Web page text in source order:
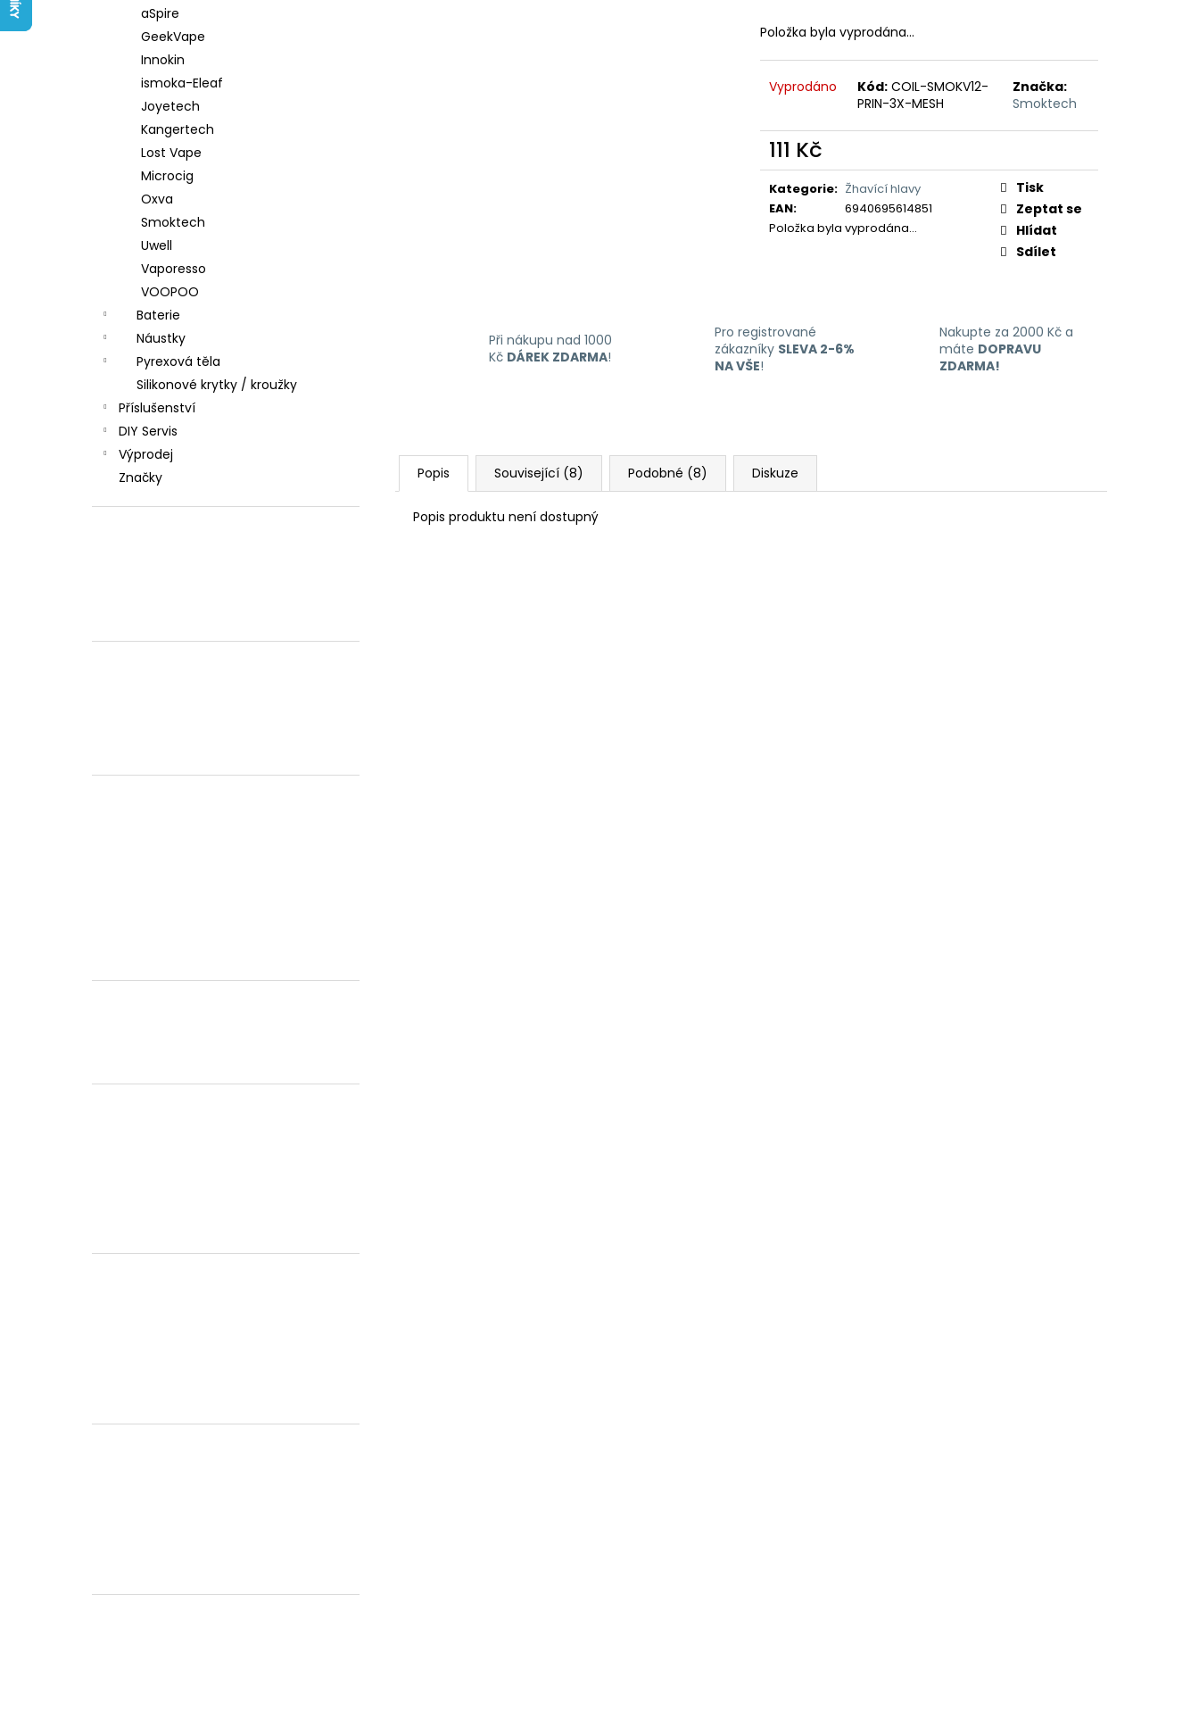
aSpire
GeekVape
Innokin
ismoka-Eleaf
Joyetech
Kangertech
Lost Vape
Microcig
Oxva
Smoktech
Uwell
Vaporesso
VOOPOO
Baterie
Náustky
Pyrexová těla
Silikonové krytky / kroužky
Příslušenství
DIY Servis
Výprodej
Značky
Položka byla vyprodána…
Vyprodáno Kód: COIL-SMOKV12-
PRIN-3X-MESH
Značka:
Smoktech
111 Kč
Měrná
cena:
Kategorie: Žhavící hlavy
EAN:
6940695614851
Položka byla vyprodána…
Tisk
Zeptat se
Hlídat
Sdílet
Při nákupu nad 1000
Kč DÁREK ZDARMA!
Pro registrované
zákazníky SLEVA 2-6%
NA VŠE!
Nakupte za 2000 Kč a
máte DOPRAVU
ZDARMA!
Popis Související (8) Podobné (8) Diskuze
Popis produktu není dostupný
LIQUID ARAMAX 4PACK CIGAR
TOBACCO 4X10ML-18MG
558 Kč